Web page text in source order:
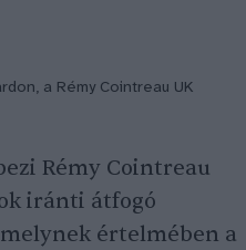
a Rémy Cointreau UK
Rémy Cointreau
iránti átfogó
értelmében a